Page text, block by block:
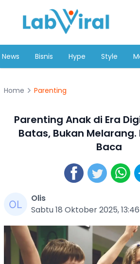
News Bisnis Hype Style
Home Parenting
Parenting Anak di Era
Batas, Bukan Melarang.
Baca
Olis
Sabtu 18 Oktober 2025,